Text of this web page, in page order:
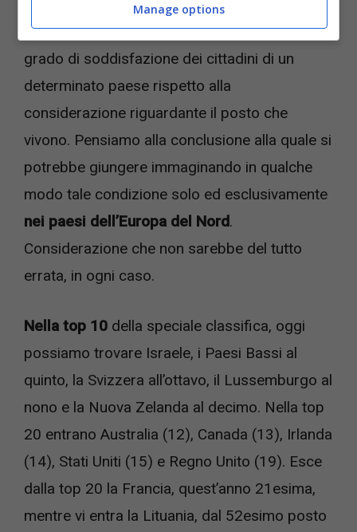
In genere si tendea misurare la felicità con il
grado di soddisfazione dei cittadini di un
determinato paese rispetto alla
considerazione riguardante il posto che
vivono. Pensiamo alla conclusione alla quale si
potrebbe giungere immaginando in qualche
modo tale condizione solo ed esclusivamente
nei paesi dell’Europa del Nord.
Considerazione che non sarebbe del tutto
errata, in ogni caso.
Nella top 10 della speciale classifica, oggi
possiamo trovare Israele, i Paesi Bassi al
quinto, la Svizzera all’ottavo, il Lussemburgo al
nono e la Nuova Zelanda al decimo. Nella top
20 entrano Australia (12), Canada (13), Irlanda
(14), Stati Uniti (15) e Regno Unito (19). Esce
dalla top 20 la Francia, quest’anno 21esima,
mentre vi entra la Lituania, dal 52esimo posto
Manage options